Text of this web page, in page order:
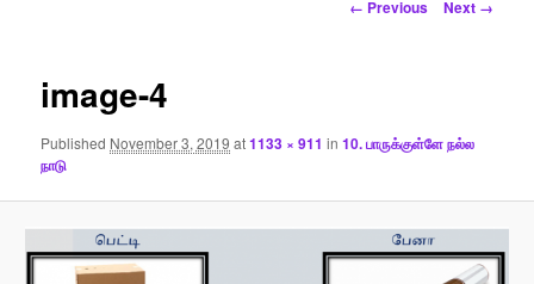
← Previous Next →
image-4
Published November 3, 2019 at1133 × 911 in10. பாருக்குள்ளே நல்ல
நாடு